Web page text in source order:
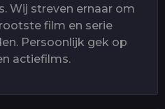
Wij streven ernaar om
film en serie
Persoonlijk gek op
actiefilms.